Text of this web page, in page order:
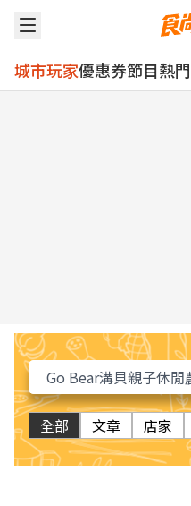
城市玩家優惠券節目熱門
全部 文章 店家